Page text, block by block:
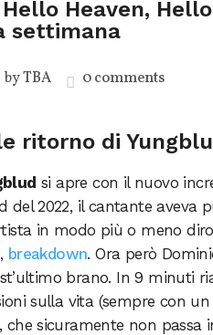
Heaven,
settimana
byTBA 0 comments
ritorno di
si apre con il nuovo
2022, il cantante aveva
in modo più o meno
breakdown. Ora però
brano. In 9 minuti
sulla vita (sempre con
che sicuramente non